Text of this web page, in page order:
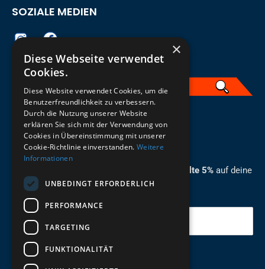
ZUM NEWSLETTER ANMELDEN
Melde dich jetzt zum Newsletter an und erhalte 5% auf deine
erste Bestellung.
Deine Email
Abschicken
SOZIALE MEDIEN
German
×
Diese Webseite verwendet
Cookies.
Diese Website verwendet Cookies, um die
Benutzerfreundlichkeit zu verbessern.
Durch die Nutzung unserer Website
erklären Sie sich mit der Verwendung von
Cookies in Übereinstimmung mit unserer
Cookie-Richtlinie einverstanden. Weitere
Informationen
UNBEDINGT ERFORDERLICH
PERFORMANCE
TARGETING
FUNKTIONALITÄT